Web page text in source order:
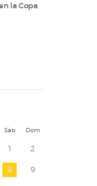
la Copa
Sáb Dom
1 2
8 9